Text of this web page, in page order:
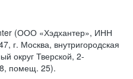
(ООО «Хэдхантер», ИНН
г. Москва, внутригородская
округ Тверской, 2-
помещ. 25).